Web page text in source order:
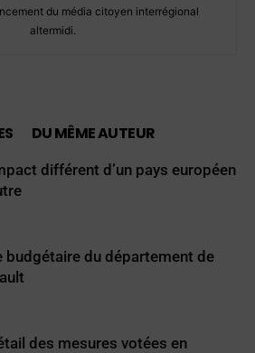
du média citoyen interrégional
altermidi.
DU MÊME AUTEUR
différent d’un pays européen
budgétaire du département de
des mesures votées en